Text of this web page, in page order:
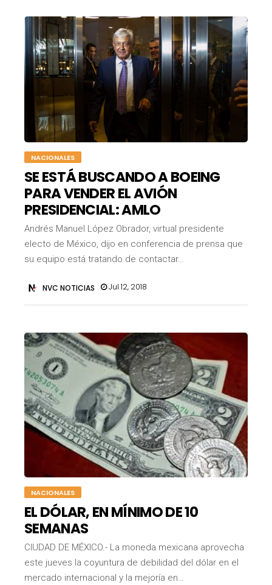
NACIONALES
SE ESTÁ BUSCANDO A BOEING
PARA VENDER EL AVIÓN
PRESIDENCIAL: AMLO
Andrés Manuel López Obrador, virtual presidente
electo de México, dijo en conferencia de prensa que
su equipo está tratando de contactar…
NVC NOTICIAS Jul 12, 2018
NACIONALES
EL DÓLAR, EN MÍNIMO DE 10
SEMANAS
CIUDAD DE MÉXICO.- La moneda mexicana aprovecha
este jueves la coyuntura de debilidad del dólar en el
mercado internacional y la mejoría en…